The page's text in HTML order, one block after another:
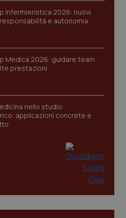
Infermieristica 2026: nuovi
e autonomia
Medica 2026: guidare team
prestazioni
nello studio
applicazioni concrete e
.youtube.com
www.quotidianosanita.it